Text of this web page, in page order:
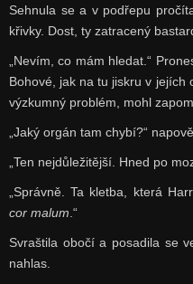
Sehnula se a v podřepu
křivky. Dost, ty zatracený
„Nevím, co mám hledat.“
Bohové, jak na tu jiskru v jejích
výzkumný problém, mohl
„Jaký orgán tam chybí?“
„Ten nejdůležitější. Hned po
„Správně. Ta kletba, která
cor malum .“
Svraštila obočí a posadila se
nahlas.